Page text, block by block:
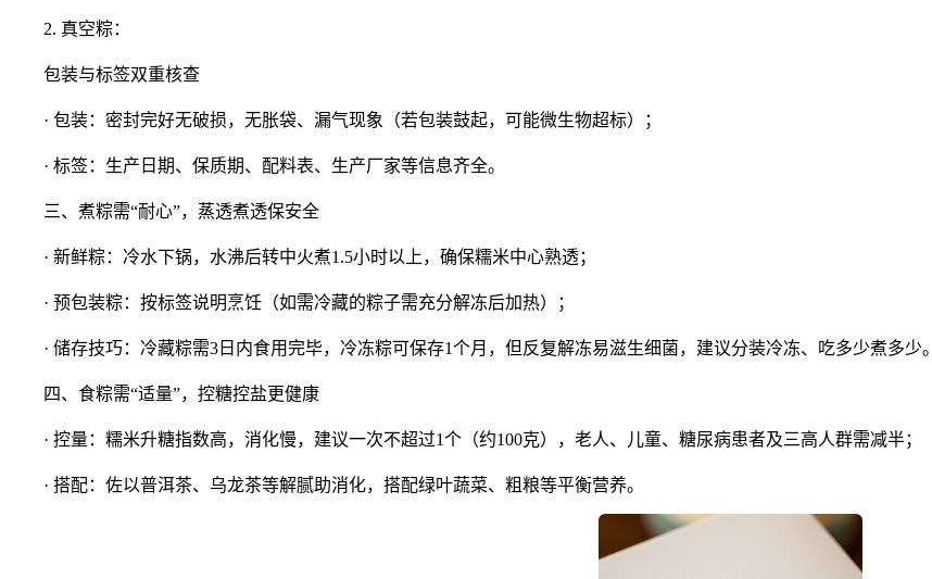
2. 真空粽：
包装与标签双重核查
· 包装：密封完好无破损，无胀袋、漏气现象（若包装鼓起，可能微生物超标）；
· 标签：生产日期、保质期、配料表、生产厂家等信息齐全。
三、煮粽需“耐心”，蒸透煮透保安全
· 新鲜粽：冷水下锅，水沸后转中火煮1.5小时以上，确保糯米中心熟透；
· 预包装粽：按标签说明烹饪（如需冷藏的粽子需充分解冻后加热）；
· 储存技巧：冷藏粽需3日内食用完毕，冷冻粽可保存1个月，但反复解冻易滋生细菌，建议分装冷冻、吃多少煮多少。
四、食粽需“适量”，控糖控盐更健康
· 控量：糯米升糖指数高，消化慢，建议一次不超过1个（约100克），老人、儿童、糖尿病患者及三高人群需减半；
· 搭配：佐以普洱茶、乌龙茶等解腻助消化，搭配绿叶蔬菜、粗粮等平衡营养。